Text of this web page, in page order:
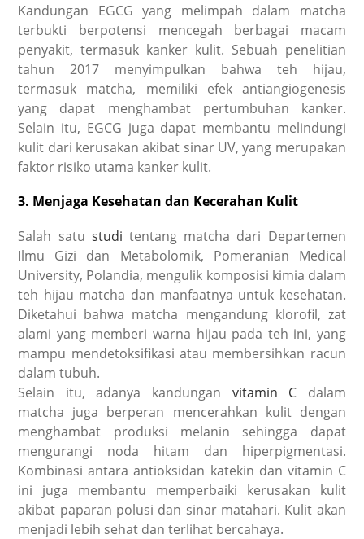
Kandungan EGCG yang melimpah dalam matcha
terbukti berpotensi mencegah berbagai macam
penyakit, termasuk kanker kulit. Sebuah penelitian
tahun 2017 menyimpulkan bahwa teh hijau,
termasuk matcha, memiliki efek antiangiogenesis
yang dapat menghambat pertumbuhan kanker.
Selain itu, EGCG juga dapat membantu melindungi
kulit dari kerusakan akibat sinar UV, yang merupakan
faktor risiko utama kanker kulit.
3. Menjaga Kesehatan dan Kecerahan Kulit
Salah satu studi tentang matcha dari Departemen
Ilmu Gizi dan Metabolomik, Pomeranian Medical
University, Polandia, mengulik komposisi kimia dalam
teh hijau matcha dan manfaatnya untuk kesehatan.
Diketahui bahwa matcha mengandung klorofil, zat
alami yang memberi warna hijau pada teh ini, yang
mampu mendetoksifikasi atau membersihkan racun
dalam tubuh.
Selain itu, adanya kandungan vitamin C dalam
matcha juga berperan mencerahkan kulit dengan
menghambat produksi melanin sehingga dapat
mengurangi noda hitam dan hiperpigmentasi.
Kombinasi antara antioksidan katekin dan vitamin C
ini juga membantu memperbaiki kerusakan kulit
akibat paparan polusi dan sinar matahari. Kulit akan
menjadi lebih sehat dan terlihat bercahaya.